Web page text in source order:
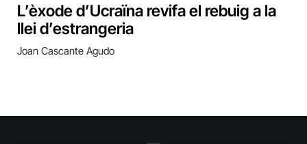
L’èxode d’Ucraïna revifa el rebuig a la
llei d’estrangeria
Joan Cascante Agudo